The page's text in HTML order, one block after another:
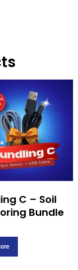
C – Soil
Bundle